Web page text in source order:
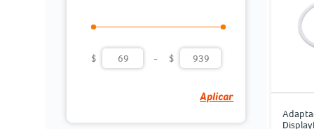
$ - $
Aplicar